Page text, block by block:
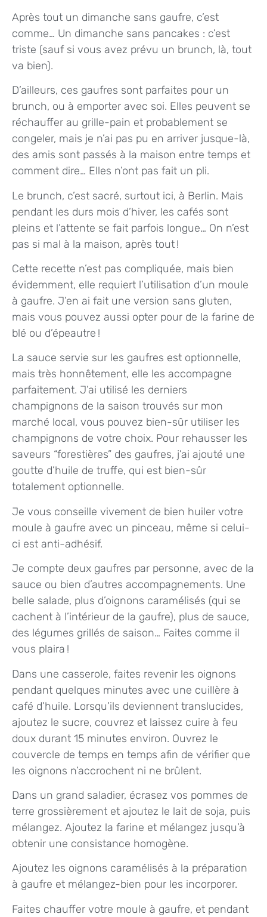
Après tout un dimanche sans gaufre, c’est
comme… Un dimanche sans pancakes : c’est
triste (sauf si vous avez prévu un brunch, là, tout
va bien).
D’ailleurs, ces gaufres sont parfaites pour un
brunch, ou à emporter avec soi. Elles peuvent se
réchauffer au grille-pain et probablement se
congeler, mais je n’ai pas pu en arriver jusque-là,
des amis sont passés à la maison entre temps et
comment dire… Elles n’ont pas fait un pli.
Le brunch, c’est sacré, surtout ici, à Berlin. Mais
pendant les durs mois d’hiver, les cafés sont
pleins et l’attente se fait parfois longue… On n’est
pas si mal à la maison, après tout !
Cette recette n’est pas compliquée, mais bien
évidemment, elle requiert l’utilisation d’un moule
à gaufre. J’en ai fait une version sans gluten,
mais vous pouvez aussi opter pour de la farine de
blé ou d’épeautre !
La sauce servie sur les gaufres est optionnelle,
mais très honnêtement, elle les accompagne
parfaitement. J’ai utilisé les derniers
champignons de la saison trouvés sur mon
marché local, vous pouvez bien-sûr utiliser les
champignons de votre choix. Pour rehausser les
saveurs “forestières” des gaufres, j’ai ajouté une
goutte d’huile de truffe, qui est bien-sûr
totalement optionnelle.
Je vous conseille vivement de bien huiler votre
moule à gaufre avec un pinceau, même si celui-
ci est anti-adhésif.
Je compte deux gaufres par personne, avec de la
sauce ou bien d’autres accompagnements. Une
belle salade, plus d’oignons caramélisés (qui se
cachent à l’intérieur de la gaufre), plus de sauce,
des légumes grillés de saison… Faites comme il
vous plaira !
Dans une casserole, faites revenir les oignons
pendant quelques minutes avec une cuillère à
café d’huile. Lorsqu’ils deviennent translucides,
ajoutez le sucre, couvrez et laissez cuire à feu
doux durant 15 minutes environ. Ouvrez le
couvercle de temps en temps afin de vérifier que
les oignons n’accrochent ni ne brûlent.
Dans un grand saladier, écrasez vos pommes de
terre grossièrement et ajoutez le lait de soja, puis
mélangez. Ajoutez la farine et mélangez jusqu’à
obtenir une consistance homogène.
Ajoutez les oignons caramélisés à la préparation
à gaufre et mélangez-bien pour les incorporer.
Faites chauffer votre moule à gaufre, et pendant